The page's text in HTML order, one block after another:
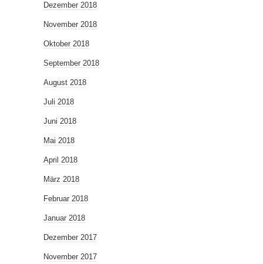
Dezember 2018
November 2018
Oktober 2018
September 2018
August 2018
Juli 2018
Juni 2018
Mai 2018
April 2018
März 2018
Februar 2018
Januar 2018
Dezember 2017
November 2017